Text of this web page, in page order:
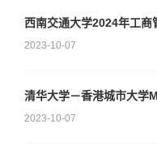
2023-10-07
2023-10-07